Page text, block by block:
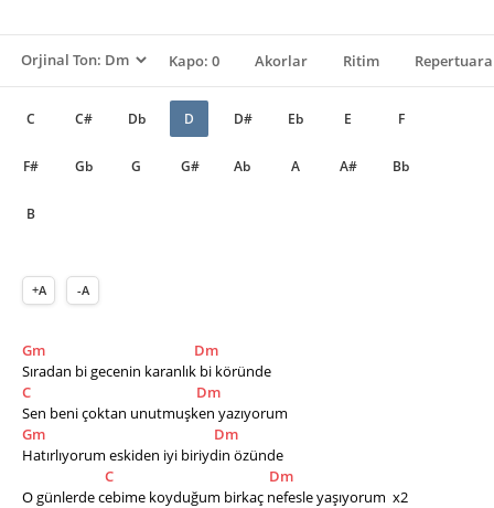
Kapo: 0 Akorlar Ritim
C C# Db D D# Eb E F
F# Gb G G# Ab A A# Bb
B
+A -A
Gm
Dm
Sıradan bi gecenin karanlık bi köründe
C
Dm
Sen beni çoktan unutmuşken yazıyorum
Gm
Dm
Hatırlıyorum eskiden iyi biriydin özünde
C
Dm
O günlerde cebime koyduğum birkaç nefesle yaşıyorum  x2